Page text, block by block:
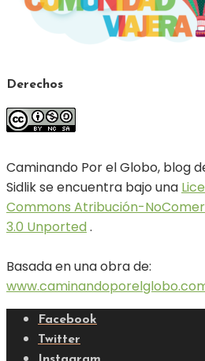
Derechos
Caminando Por el Globo, blog
Sidlik se encuentra bajo una
Commons Atribución-
3.0 Unported.
Basada en una obra de:
Facebook
Twitter